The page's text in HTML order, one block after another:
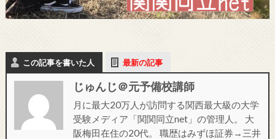
この記事を書いた人 最新の記事
じゅんじ＠元予備校講師
月に最大20万人が訪問する関西最大級の大学
受験メディア「関関同立net」の管理人。 大
阪梅田在住の20代。 職歴はみずほ証券→三井